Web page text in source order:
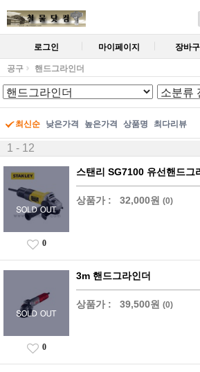
로그인 마이페이지 장바
공구 핸드그라인더
최신순 낮은가격 높은가격 상품명 최다리뷰
1 - 12
스탠리 SG7100 유선핸드그
상품가 : 32,000원 (0)
0
3m 핸드그라인더
상품가 : 39,500원 (0)
0